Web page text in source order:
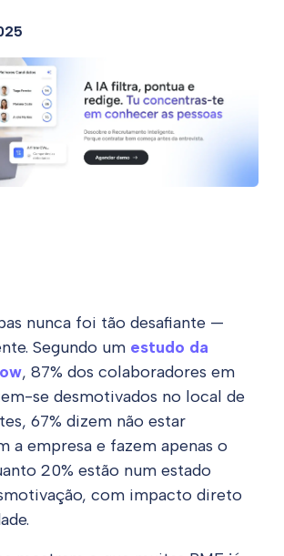
nunca foi tão desafiante —
Segundo um estudo da
, 87% dos colaboradores em
se desmotivados no local de
67% dizem não estar
a empresa e fazem apenas o
20% estão num estado
com impacto direto